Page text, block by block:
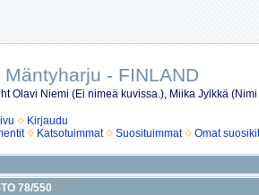
- FINLAND
Olavi Niemi (Ei nimeä kuvissa.), Miika Jylkkä
Kirjaudu
Katsotuimmat Suosituimmat Omat suosikit
78/550